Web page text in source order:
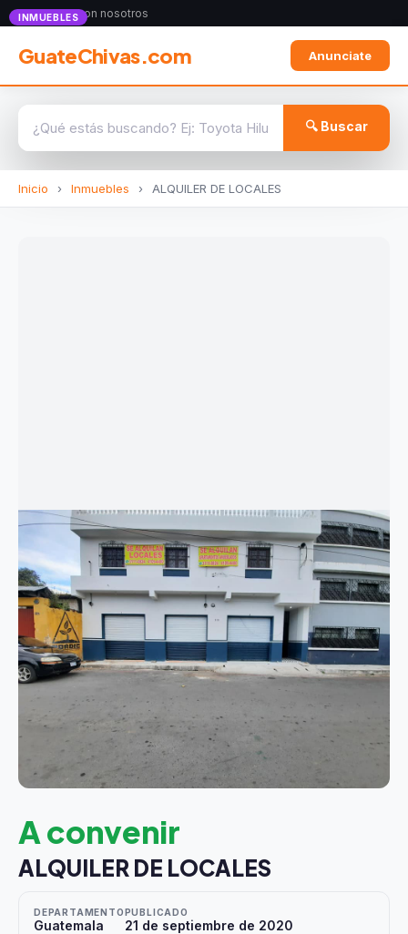
Anunciate con nosotros
GuateChivas.com Anunciate
🔍 Buscar
Inicio › Inmuebles › ALQUILER DE LOCALES
INMUEBLES
A convenir
ALQUILER DE LOCALES
DEPARTAMENTO
Guatemala
PUBLICADO
21 de septiembre de 2020